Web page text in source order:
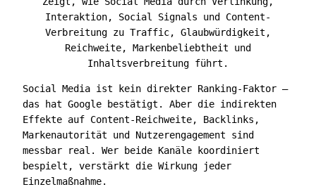
Social Media ist kein direkter Ranking-Faktor —
das hat Google bestätigt. Aber die indirekten
Effekte auf Content-Reichweite, Backlinks,
Markenautorität und Nutzerengagement sind
messbar real. Wer beide Kanäle koordiniert
bespielt, verstärkt die Wirkung jeder
Einzelmaßnahme.